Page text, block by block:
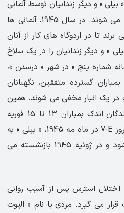
» و دیگر زندانیان توسط آلمانی
ها به « لوکزامبورگ » منتقل می شوند. در سال 1945، آلمانی ها
تا در اردوگاه های کار از آنان
» و دیگر زندانیان را در یک سلاخ
شماره پنج » در شهر « درسدن »،
گسترده متفقین، نگهبانان
در یک انبار مخفی می شوند. همین
اقدام آنها را در زمره بازماندگان اندک بمباران 13 تا 15 فوریه
1945 قرار می دهد. بعد از روز V-E در ماه مه 1945، « بیلی » به
ایالات متحده منتقل می شود و در ژوئیه 1945 بازنشسته می
اختلال استرس پس از آسیب روانی
می گیرد. مردی با نام « الیوت